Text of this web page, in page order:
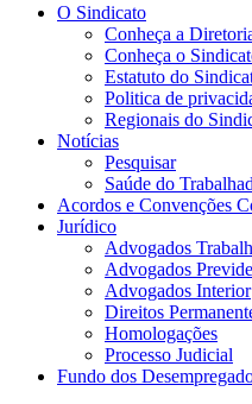
O Sindicato
Conheça a
Conheça o
Estatuto do
Politica de
Regionais do
Notícias
Pesquisar
Saúde do
Acordos e Convenções
Jurídico
Advogados
Advogados
Advogados Interior
Direitos
Homologações
Processo Judicial
Fundo dos